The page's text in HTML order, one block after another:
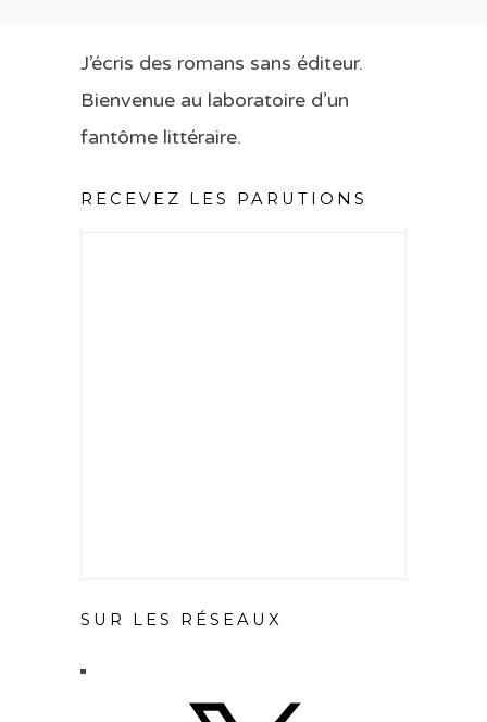
J’écris des romans sans éditeur.
Bienvenue au laboratoire d’un
fantôme littéraire.
RECEVEZ LES PARUTIONS
SUR LES RÉSEAUX